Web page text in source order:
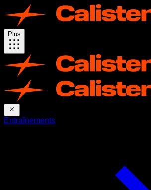
Plus
Entraînements